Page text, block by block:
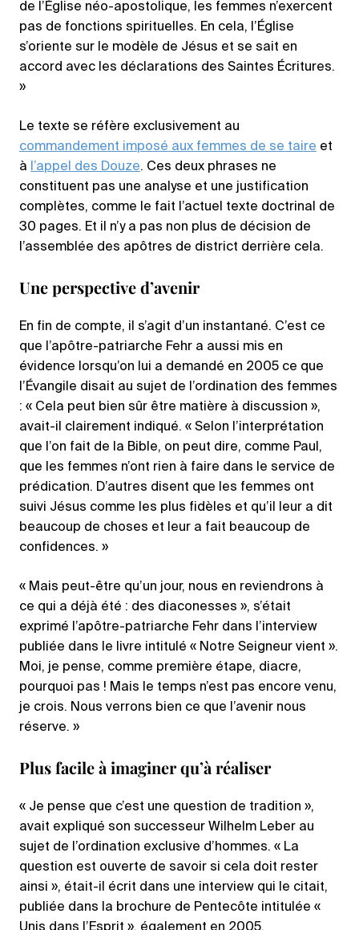
de l’Église néo-apostolique, les femmes n’exercent
pas de fonctions spirituelles. En cela, l’Église
s’oriente sur le modèle de Jésus et se sait en
accord avec les déclarations des Saintes Écritures.
»
Le texte se réfère exclusivement au
commandement imposé aux femmes de se taire et
à l’appel des Douze. Ces deux phrases ne
constituent pas une analyse et une justification
complètes, comme le fait l’actuel texte doctrinal de
30 pages. Et il n’y a pas non plus de décision de
l’assemblée des apôtres de district derrière cela.
Une perspective d’avenir
En fin de compte, il s’agit d’un instantané. C’est ce
que l’apôtre-patriarche Fehr a aussi mis en
évidence lorsqu’on lui a demandé en 2005 ce que
l’Évangile disait au sujet de l’ordination des femmes
: « Cela peut bien sûr être matière à discussion »,
avait-il clairement indiqué. « Selon l’interprétation
que l’on fait de la Bible, on peut dire, comme Paul,
que les femmes n’ont rien à faire dans le service de
prédication. D’autres disent que les femmes ont
suivi Jésus comme les plus fidèles et qu’il leur a dit
beaucoup de choses et leur a fait beaucoup de
confidences. »
« Mais peut-être qu’un jour, nous en reviendrons à
ce qui a déjà été : des diaconesses », s’était
exprimé l’apôtre-patriarche Fehr dans l’interview
publiée dans le livre intitulé « Notre Seigneur vient ».
Moi, je pense, comme première étape, diacre,
pourquoi pas ! Mais le temps n’est pas encore venu,
je crois. Nous verrons bien ce que l’avenir nous
réserve. »
Plus facile à imaginer qu’à réaliser
« Je pense que c’est une question de tradition »,
avait expliqué son successeur Wilhelm Leber au
sujet de l’ordination exclusive d’hommes. « La
question est ouverte de savoir si cela doit rester
ainsi », était-il écrit dans une interview qui le citait,
publiée dans la brochure de Pentecôte intitulée «